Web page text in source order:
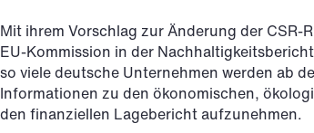
Mit ihrem Vorschlag zur Änderung der CSR-
EU-Kommission in der
so viele deutsche Unternehmen werden ab
Informationen zu den ökonomischen,
den finanziellen Lagebericht aufzunehmen.